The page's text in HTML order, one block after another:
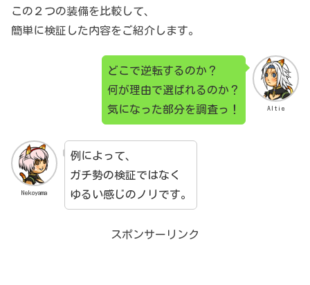
この２つの装備を比較して、
簡単に検証した内容をご紹介します。
Altie
どこで逆転するのか？
何が理由で選ばれるのか？
気になった部分を調査っ！
Nekoyama
例によって、
ガチ勢の検証ではなく
ゆるい感じのノリです。
スポンサーリンク